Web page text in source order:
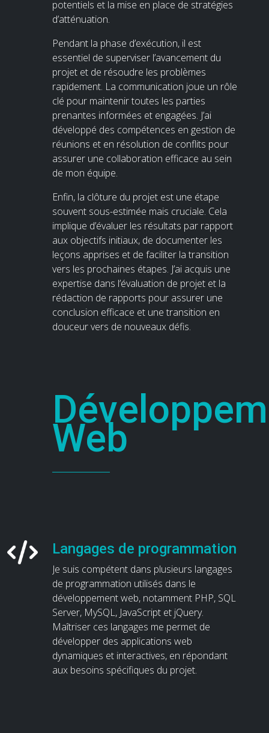
potentiels et la mise en place de stratégies
d’atténuation.
Pendant la phase d’exécution, il est
essentiel de superviser l’avancement du
projet et de résoudre les problèmes
rapidement. La communication joue un rôle
clé pour maintenir toutes les parties
prenantes informées et engagées. J’ai
développé des compétences en gestion de
réunions et en résolution de conflits pour
assurer une collaboration efficace au sein
de mon équipe.
Enfin, la clôture du projet est une étape
souvent sous-estimée mais cruciale. Cela
implique d’évaluer les résultats par rapport
aux objectifs initiaux, de documenter les
leçons apprises et de faciliter la transition
vers les prochaines étapes. J’ai acquis une
expertise dans l’évaluation de projet et la
rédaction de rapports pour assurer une
conclusion efficace et une transition en
douceur vers de nouveaux défis.
Web
Langages de programmation
Je suis compétent dans plusieurs langages
de programmation utilisés dans le
développement web, notamment PHP, SQL
Server, MySQL, JavaScript et jQuery.
Maîtriser ces langages me permet de
développer des applications web
dynamiques et interactives, en répondant
aux besoins spécifiques du projet.